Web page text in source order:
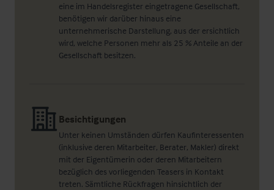
eine im Handelsregister eingetragene Gesellschaft,
benötigen wir darüber hinaus eine
unternehmerische Darstellung, aus der ersichtlich
wird, welche Personen mehr als 25 % Anteile an der
Gesellschaft besitzen.
Besichtigungen
Unter keinen Umständen dürfen Kaufinteressenten
(inklusive deren Mitarbeiter, Berater, Makler) direkt
mit der Eigentümerin oder deren Mitarbeitern
bezüglich des vorliegenden Teasers in Kontakt
treten. Sämtliche Rückfragen hinsichtlich der